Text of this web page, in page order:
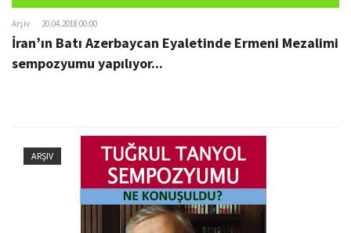
Arşiv 20.04.2018 00:00
İran’ın Batı Azerbaycan Eyaletinde Ermeni Mezalimi
sempozyumu yapılıyor...
ARŞIV